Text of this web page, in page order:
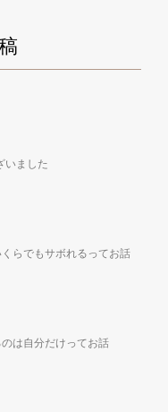
いました
らでもサボれるってお話
は自分だけってお話